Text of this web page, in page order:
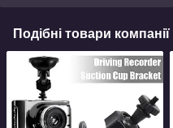
Подібні товари компанії